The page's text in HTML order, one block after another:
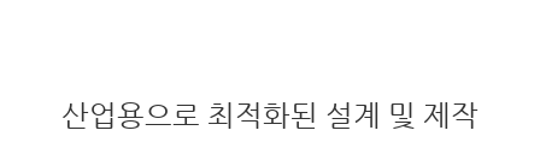
산업용으로 최적화된 설계 및 제작